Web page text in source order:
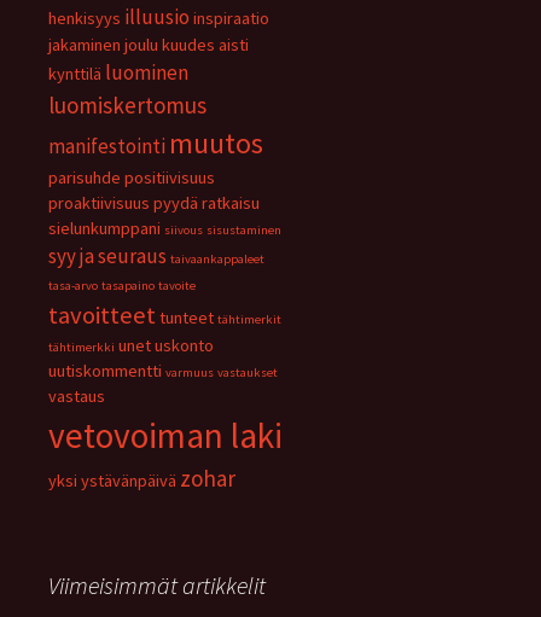
henkisyys illuusio inspiraatio
jakaminen joulu kuudes aisti
kynttilä luominen
luomiskertomus
manifestointi muutos
parisuhde positiivisuus
proaktiivisuus pyydä ratkaisu
sielunkumppani siivous sisustaminen
syy ja seuraus taivaankappaleet
tasa-arvo tasapaino tavoite
tavoitteettunteet tähtimerkit
tähtimerkki unetuskonto
uutiskommentti varmuus vastaukset
vastaus
vetovoiman laki
yksi ystävänpäivä zohar
Viimeisimmät artikkelit